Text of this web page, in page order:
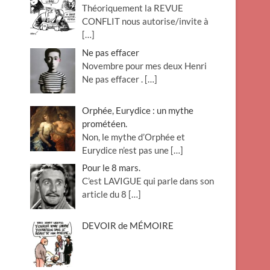
n
Théoriquement la REVUE
CONFLIT nous autorise/invite à
[…]
Ne pas effacer
Novembre pour mes deux Henri
Ne pas effacer . […]
Orphée, Eurydice : un mythe
prométéen.
Non, le mythe d’Orphée et
Eurydice n’est pas une […]
Pour le 8 mars.
C’est LAVIGUE qui parle dans son
article du 8 […]
DEVOIR de MÉMOIRE